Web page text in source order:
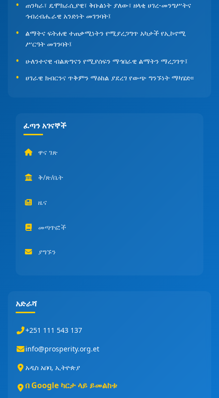
ጠንካራ፣ ዴሞክራሲያዊ፣ ቅቡልነት ያለው፣ ዘላቂ ሀገረ-መንግሥትና
ኅብረብሔራዊ አንድነት መገንባት፤
ልማትና ፍትሐዊ ተጠቃሚነትን የሚያረጋግጥ አካታች የኢኮኖሚ
ሥርዓት መገንባት፤
ሁለንተናዊ ብልጽግናን የሚያሰፍን ማኅበራዊ ልማትን ማረጋገጥ፤
ሀገራዊ ክብርንና ጥቅምን ማዕከል ያደረገ የውጭ ግንኙነት ማካሄድ፡፡
ፈጣን አገናኞች
ዋና ገጽ
ቅ/ጽ/ቤት
ዜና
መጣጥፎች
ያግኙን
አድራሻ
+251 111 543 137
info@prosperity.org.et
አዲስ አበባ, ኢትዮጵያ
በ Google ካርታ ላይ ይመልከቱ